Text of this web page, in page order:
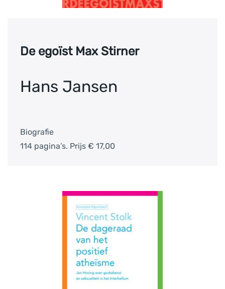
De egoïst Max Stirner
Hans Jansen
Biografie
114 pagina’s. Prijs € 17,00